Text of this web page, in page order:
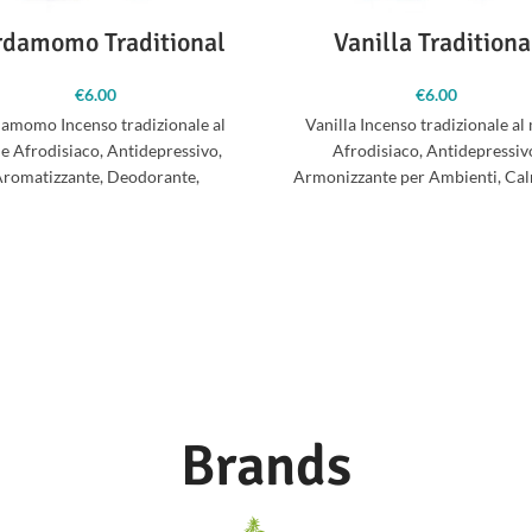
Traditional
€6.00
Incenso tradizionale al
Afrodisiaco, Antidepressivo,
Deodorante,
Vanilla
€6.00
Vanilla Incenso tradizionale al
Afrodisiaco,
Armonizzante per Ambienti,
Brands